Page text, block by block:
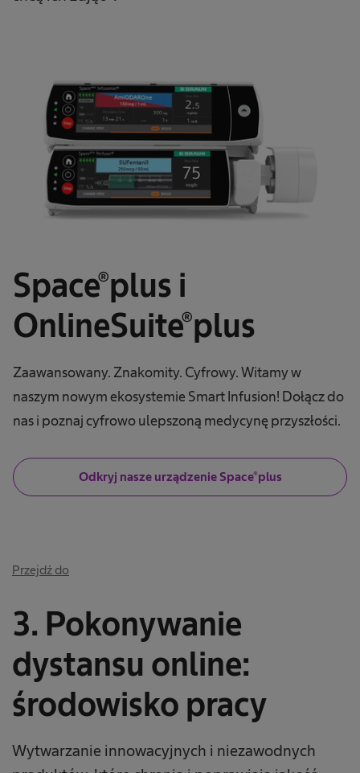
Space®plus i
OnlineSuite®plus
Zaawansowany. Znakomity. Cyfrowy. Witamy w
naszym nowym ekosystemie Smart Infusion! Dołącz do
nas i poznaj cyfrowo ulepszoną medycynę przyszłości.
Odkryj nasze urządzenie Space®plus
Przejdź do
3. Pokonywanie
dystansu online:
środowisko pracy
Wytwarzanie innowacyjnych i niezawodnych